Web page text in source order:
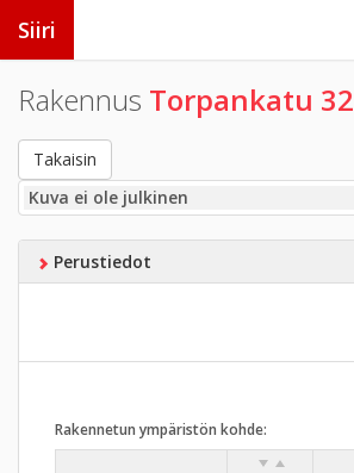
Siiri
Rakennus Torpankatu 32
Takaisin
Kuva ei ole julkinen
Perustiedot
Rakennetun ympäristön kohde: